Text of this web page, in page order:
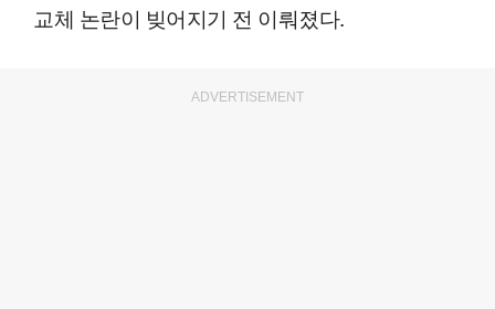
교체 논란이 빚어지기 전 이뤄졌다.
ADVERTISEMENT